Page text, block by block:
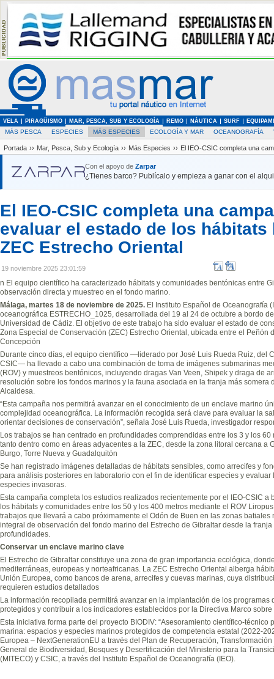
VELA PIRAGÜISMO MAR, PESCA, SUB Y ECOLOGÍA REMO NÁUTICA SURF
MÁS PESCA ESPECIES MÁS ESPECIES ECOLOGÍA Y MAR OCEANOGRAFÍA
Portada ›› Mar, Pesca, Sub y Ecología ›› Más Especies ›› El IEO-CSIC completa una
Con el apoyo de Zarpar
¿Tienes barco? Publícalo y empieza a ganar con el
El IEO-CSIC completa una
evaluar el estado de los
ZEC Estrecho Oriental
19 noviembre 2025 23:01:59
n El equipo científico ha caracterizado hábitats y comunidades bentónicas entre
observación directa y muestreo en el fondo marino.
Málaga, martes 18 de noviembre de 2025. El Instituto Español de Oceanografía
oceanográfica ESTRECHO_1025, desarrollada del 19 al 24 de octubre a bordo
Universidad de Cádiz. El objetivo de este trabajo ha sido evaluar el estado de
Zona Especial de Conservación (ZEC) Estrecho Oriental, ubicada entre el Peñón
Concepción
Durante cinco días, el equipo científico —liderado por José Luis Rueda Ruiz, del
CSIC— ha llevado a cabo una combinación de toma de imágenes submarinas
(ROV) y muestreos bentónicos, incluyendo dragas Van Veen, Shipek y draga de
resolución sobre los fondos marinos y la fauna asociada en la franja más somera
Alcaidesa.
“Esta campaña nos permitirá avanzar en el conocimiento de un enclave marino
complejidad oceanográfica. La información recogida será clave para evaluar la
orientar decisiones de conservación”, señala José Luis Rueda, investigador
Los trabajos se han centrado en profundidades comprendidas entre los 3 y los
tanto dentro como en áreas adyacentes a la ZEC, desde la zona litoral cercana a
Burgo, Torre Nueva y Guadalquitón
Se han registrado imágenes detalladas de hábitats sensibles, como arrecifes y
para análisis posteriores en laboratorio con el fin de identificar especies y
especies invasoras.
Esta campaña completa los estudios realizados recientemente por el IEO-CSIC
los hábitats y comunidades entre los 50 y los 400 metros mediante el ROV
trabajos que llevará a cabo próximamente el Odón de Buen en las zonas
integral de observación del fondo marino del Estrecho de Gibraltar desde la
profundidades.
Conservar un enclave marino clave
El Estrecho de Gibraltar constituye una zona de gran importancia ecológica,
mediterráneas, europeas y norteafricanas. La ZEC Estrecho Oriental alberga
Unión Europea, como bancos de arena, arrecifes y cuevas marinas, cuya
requieren estudios detallados
La información recopilada permitirá avanzar en la implantación de los programas
protegidos y contribuir a los indicadores establecidos por la Directiva Marco
Esta iniciativa forma parte del proyecto BIODIV: “Asesoramiento científico-
marina: espacios y especies marinos protegidos de competencia estatal (2022-
Europea – NextGenerationEU a través del Plan de Recuperación,
General de Biodiversidad, Bosques y Desertificación del Ministerio para la
(MITECO) y CSIC, a través del Instituto Español de Oceanografía (IEO).